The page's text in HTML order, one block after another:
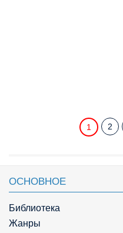
1 2
ОСНОВНОЕ
Библиотека
Жанры